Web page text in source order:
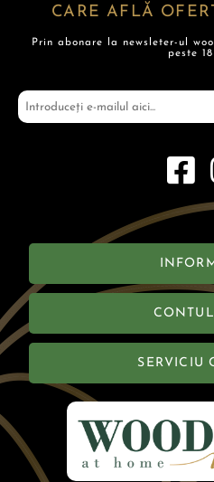
CARE AFLĂ
Prin abonare la newsleter-ul
peste
SERVICIU